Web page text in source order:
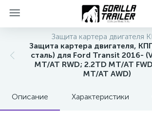
Защита картера двигателя
Защита картера двигателя,
сталь) для Ford Transit 2016-
MT/AT RWD; 2.2TD MT/AT
MT/AT AWD)
Описание Характеристики